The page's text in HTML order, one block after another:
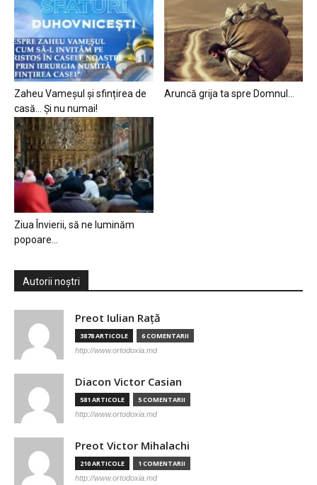
Zaheu Vameșul și sfințirea de
casă… Și nu numai!
Aruncă grija ta spre Domnul…
Ziua Învierii, să ne luminăm
popoare…
Autorii noștri
Preot Iulian Raţă
3878 ARTICOLE 6 COMENTARII
http://www.ortodoxia.md
Diacon Victor Casian
581 ARTICOLE 5 COMENTARII
http://www.ortodoxia.md
Preot Victor Mihalachi
210 ARTICOLE 1 COMENTARII
http://www.ortodoxia.md